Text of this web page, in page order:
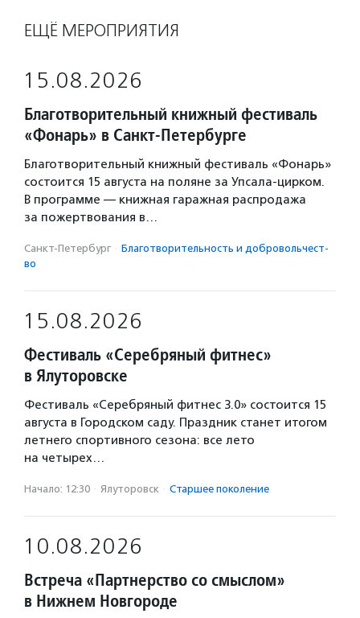
ЕЩЁ МЕРОПРИЯТИЯ
15.08.2026
Благотворительный книжный фестиваль
«Фонарь» в Санкт-Петербурге
Благотворительный книжный фестиваль «Фонарь»
состоится 15 августа на поляне за Упсала-цирком.
В программе — книжная гаражная распродажа
за пожертвования в…
Санкт-Петербург · Благотвори­тель­ность и доброволь­чест­
во
15.08.2026
Фестиваль «Серебряный фитнес»
в Ялуторовске
Фестиваль «Серебряный фитнес 3.0» состоится 15
августа в Городском саду. Праздник станет итогом
летнего спортивного сезона: все лето
на четырех…
Начало: 12:30 · Ялуторовск · Старшее поколение
10.08.2026
Встреча «Партнерство со смыслом»
в Нижнем Новгороде